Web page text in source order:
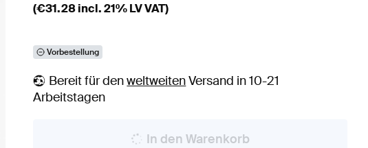
(€31.28incl. 21% LV VAT)
Vorbestellung
Bereit für denweltweitenVersand in 10-21
Arbeitstagen
In den Warenkorb